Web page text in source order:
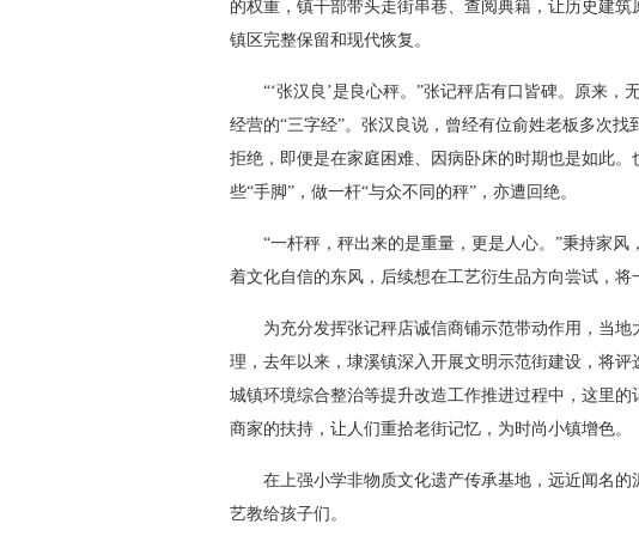
的权重，镇干部带头走街串巷、查阅典籍，让历史建
镇区完整保留和现代恢复。
“‘张汉良’是良心秤。”张记秤店有口皆碑。原来，
经营的“三字经”。张汉良说，曾经有位俞姓老板多次
拒绝，即便是在家庭困难、因病卧床的时期也是如此
些“手脚”，做一杆“与众不同的秤”，亦遭回绝。
“一杆秤，秤出来的是重量，更是人心。”秉持家风
着文化自信的东风，后续想在工艺衍生品方向尝试，将
为充分发挥张记秤店诚信商铺示范带动作用，当地
理，去年以来，埭溪镇深入开展文明示范街建设，将
城镇环境综合整治等提升改造工作推进过程中，这里
商家的扶持，让人们重拾老街记忆，为时尚小镇增色。
在上强小学非物质文化遗产传承基地，远近闻名的
艺教给孩子们。